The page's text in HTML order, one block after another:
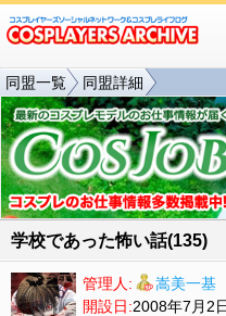
同盟一覧 同盟詳細
学校であった怖い話(135)
管理人:
嵩美一基
開設日:2008年7月2